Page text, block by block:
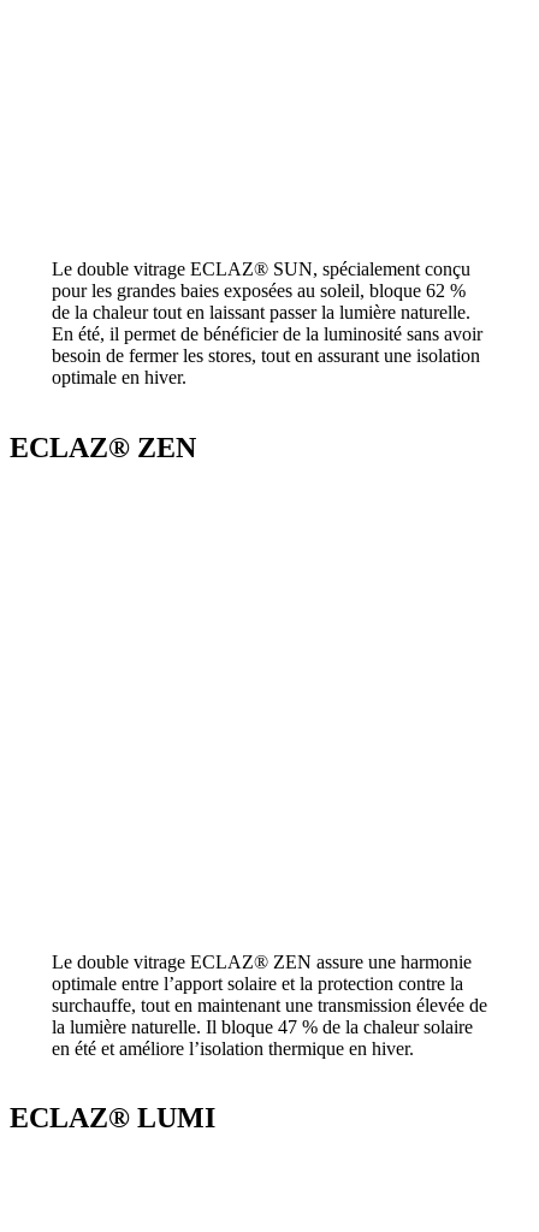
Le double vitrage ECLAZ® SUN, spécialement conçu
pour les grandes baies exposées au soleil, bloque 62 %
de la chaleur tout en laissant passer la lumière naturelle.
En été, il permet de bénéficier de la luminosité sans avoir
besoin de fermer les stores, tout en assurant une isolation
optimale en hiver.
ECLAZ® ZEN
Le double vitrage ECLAZ® ZEN assure une harmonie
optimale entre l’apport solaire et la protection contre la
surchauffe, tout en maintenant une transmission élevée de
la lumière naturelle. Il bloque 47 % de la chaleur solaire
en été et améliore l’isolation thermique en hiver.
ECLAZ® LUMI